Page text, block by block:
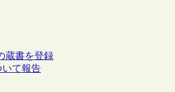
蔵書を登録
いて報告